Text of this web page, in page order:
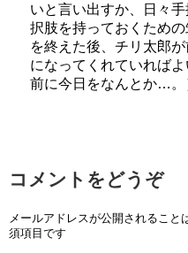
いと言い出すか、日々
択肢を持っておくため
を終えた後、チリ太郎
になってくれていれば
前に今日をなんとか…。
コメントをどうぞ
メールアドレスが公開されること
須項目です